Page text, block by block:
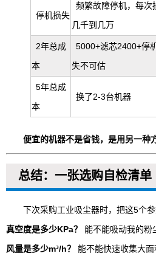
停机损失
频繁故障停机，每次
几千到几万
2年总成
本
5000+滤芯2400+停
失不可估
5年总成
本
换了2-3台机器
便宜的机器不是省钱，是用另一种
总结：一张选购自检清单
下次采购工业吸尘器时，把这5个参
真空度是多少KPa？
能不能吸动我的粉
风量是多少m³/h？
能不能快速收集大面